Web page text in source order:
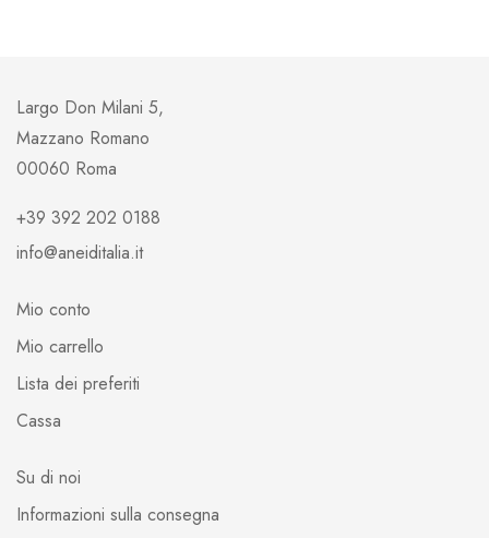
Largo Don Milani 5,
Mazzano Romano
00060 Roma
+39 392 202 0188
info@aneiditalia.it
Mio conto
Mio carrello
Lista dei preferiti
Cassa
Su di noi
Informazioni sulla consegna